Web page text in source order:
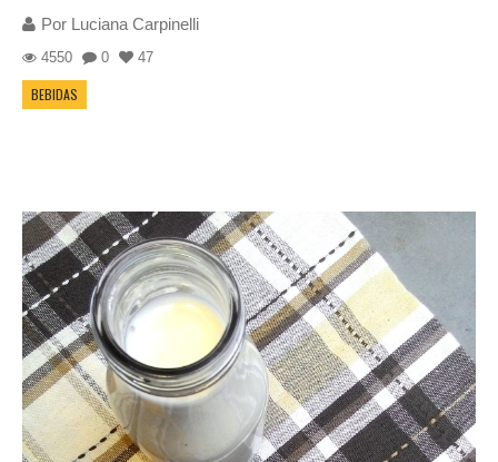
Por Luciana Carpinelli
4550 0 47
BEBIDAS